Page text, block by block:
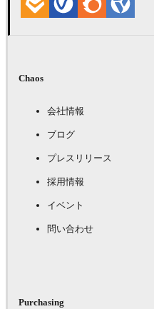
Chaos
会社情報
ブログ
プレスリリース
採用情報
イベント
問い合わせ
Purchasing